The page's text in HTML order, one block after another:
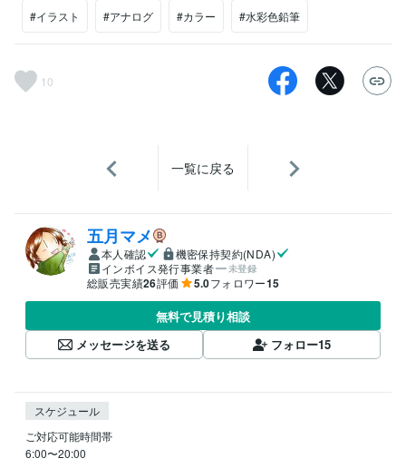
#イラスト #アナログ #カラー #水彩色鉛筆
10
一覧に戻る
五月マメ
本人確認
機密保持契約(NDA)
インボイス発行事業者
未登録
総販売実績26評価 5.0フォロワー15
無料で見積り相談
メッセージを送る
フォロー15
スケジュール
ご対応可能時間帯
6:00〜20:00